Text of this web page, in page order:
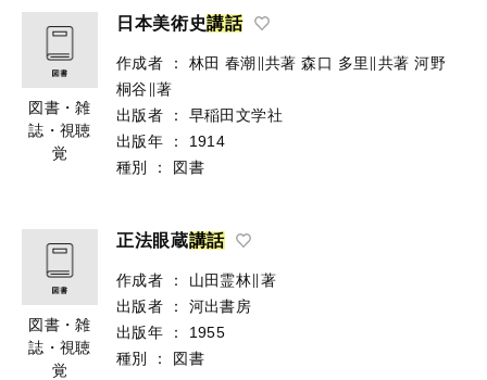
図書・雑
誌・視聴
覚
日本美術史講話
作成者 ： 林田 春潮∥共著 森口 多里∥共著 河野
桐谷∥著
出版者
：
早稲田文学社
出版年
：
1914
種別
： 図書
図書・雑
誌・視聴
覚
正法眼蔵講話
作成者 ：
山田霊林∥著
出版者
：
河出書房
出版年
：
1955
種別
： 図書